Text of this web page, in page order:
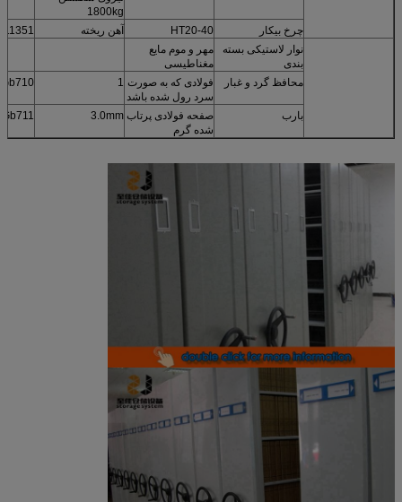
1800kg
چرخ بیکار
HT20-40 آهن ریخته
نوار لاستیکی بسته
بندی
مهر و موم مایع
مغناطیسی
محافظ گرد و غبار
فولادی که به صورت
سرد رول شده باشد
1
Gb710
بارب
صفحه فولادی پرتاب
شده گرم
3.0mm
Gb711